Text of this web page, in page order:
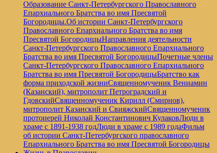
Образование Санкт-Петербургского Православного
Епархиального Братства во имя Пресвятой
Богородицы.Об истории Санкт-Петербургского
Православного Епархиального Братства во имя
Пресвятой БогородицыНаправления деятельности
Санкт-Петербургского Православного Епархиального
Братства во имя Пресвятой БогородицыПочетные члены
Санкт-Петербургского Православного Епархиального
Братства во имя Пресвятой БогородицыБратство как
форма приходской жизниСвященномученик Вениамин
(Казанский), митрополит Петроградский и
ГдовскийСвященномученик Кирилл (Смирнов),
митрополит Казанский и СвияжскийСвященномученик
протоиерей Николай Константинович КулаковЛюди в
храме с 1891-1938 годЛюди в храме с 1989 годаФильм
об истории Санкт-Петербургского православного
Епархиального Братства во имя Пресвятой Богородицы